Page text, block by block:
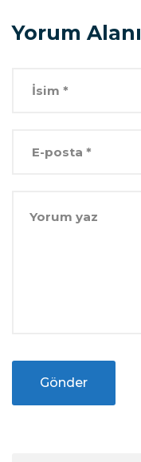
Yorum Alanı